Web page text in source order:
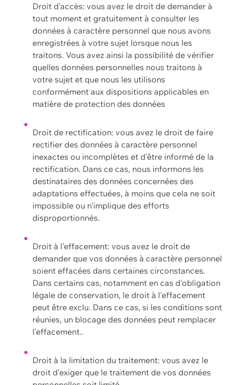
Droit d'accès: vous avez le droit de demander à
tout moment et gratuitement à consulter les
données à caractère personnel que nous avons
enregistrées à votre sujet lorsque nous les
traitons. Vous avez ainsi la possibilité de vérifier
quelles données personnelles nous traitons à
votre sujet et que nous les utilisons
conformément aux dispositions applicables en
matière de protection des données
Droit de rectification: vous avez le droit de faire
rectifier des données à caractère personnel
inexactes ou incomplètes et d'être informé de la
rectification. Dans ce cas, nous informons les
destinataires des données concernées des
adaptations effectuées, à moins que cela ne soit
impossible ou n'implique des efforts
disproportionnés.
Droit à l'effacement: vous avez le droit de
demander que vos données à caractère personnel
soient effacées dans certaines circonstances.
Dans certains cas, notamment en cas d'obligation
légale de conservation, le droit à l'effacement
peut être exclu. Dans ce cas, si les conditions sont
réunies, un blocage des données peut remplacer
l'effacement..
Droit à la limitation du traitement: vous avez le
droit d'exiger que le traitement de vos données